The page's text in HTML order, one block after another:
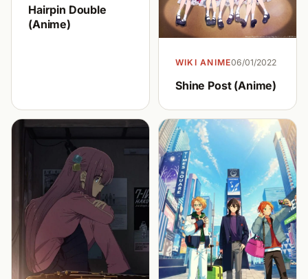
Hairpin Double
(Anime)
WIKI ANIME06/01/2022
Shine Post (Anime)